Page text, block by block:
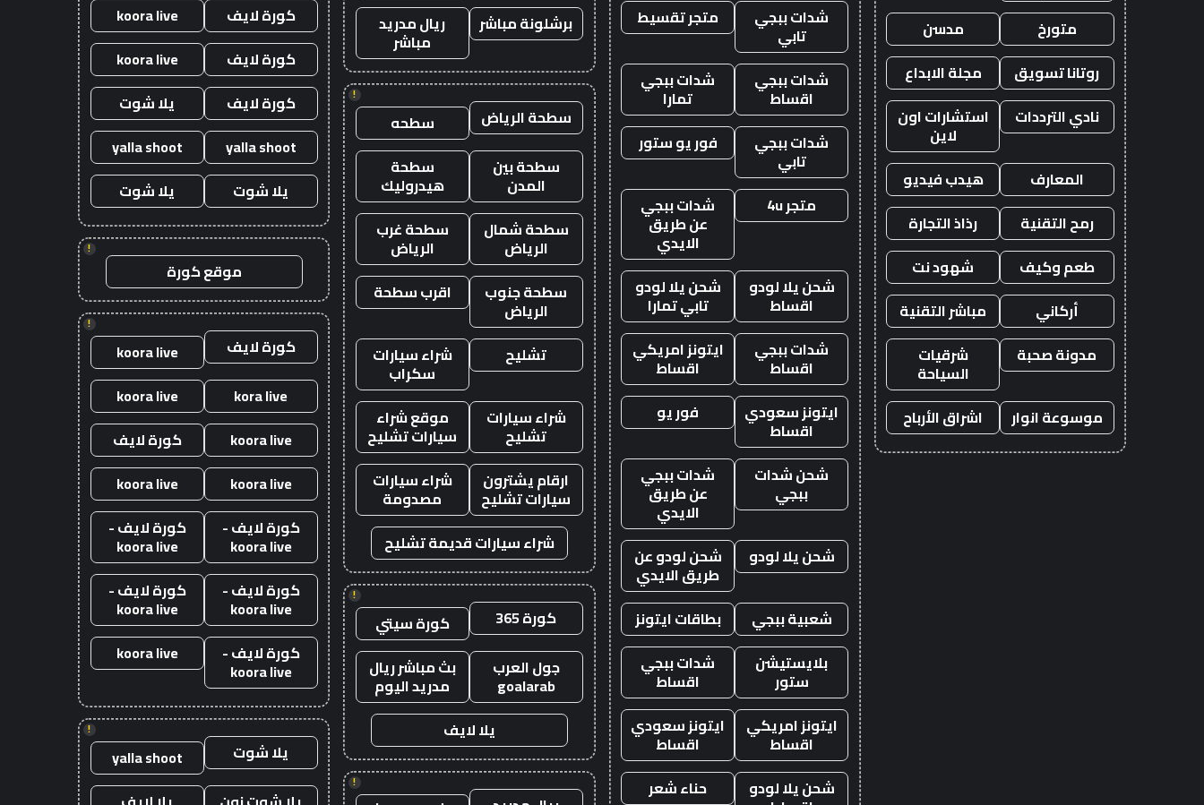
متورخ
مدسن
روتانا تسويق
مجلة الابداع
نادي الترددات
استشارات اون
لاين
المعارف
هيدب فيديو
رمح التقنية
رذاذ التجارة
طعم وكيف
شهود نت
أركاني
مباشر التقنية
مدونة صحبة
شرقيات
السياحة
موسوعة انوار
اشراق الأرباح
شدات ببجي
تابي
متجر تقسيط
شدات ببجي
اقساط
شدات ببجي
تمارا
شدات ببجي
تابي
فور يو ستور
متجر 4u شدات ببجي
عن طريق
الايدي
شحن يلا لودو
اقساط
شحن يلا لودو
تابي تمارا
شدات ببجي
اقساط
ايتونز امريكي
اقساط
ايتونز سعودي
اقساط
فور يو
شحن شدات
ببجي
شدات ببجي
عن طريق
الايدي
شحن يلا لودو
شحن لودو عن
طريق الايدي
شعبية ببجي
بطاقات ايتونز
بلايستيشن
ستور
شدات ببجي
اقساط
ايتونز امريكي
اقساط
ايتونز سعودي
اقساط
شحن يلا لودو
حناء شعر
برشلونة مباشر
ريال مدريد
مباشر
!
سطحة الرياض
سطحه
سطحة بين
المدن
سطحة
هيدروليك
سطحة شمال
الرياض
سطحة غرب
الرياض
سطحة جنوب
الرياض
اقرب سطحة
تشليح شراء سيارات
سكراب
شراء سيارات
تشليح
موقع شراء
سيارات تشليح
ارقام يشترون
سيارات تشليح
شراء سيارات
مصدومة
شراء سيارات قديمة تشليح
!
كورة 365
كورة سيتي
جول العرب
goalarab
بث مباشر ريال
مدريد اليوم
يلا لايف
!
كورة لايف
koora live
كورة لايف
koora live
كورة لايف
يلا شوت
yalla shoot
yalla shoot
يلا شوت
يلا شوت
!
موقع كورة
!
كورة لايف
koora live
kora live
koora live
koora live
كورة لايف
koora live
koora live
كورة لايف -
koora live
كورة لايف -
koora live
كورة لايف -
koora live
كورة لايف -
koora live
كورة لايف -
koora live
koora live
!
يلا شوت
yalla shoot